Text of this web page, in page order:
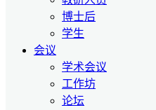
博士后
学生
会议
学术会议
工作坊
论坛